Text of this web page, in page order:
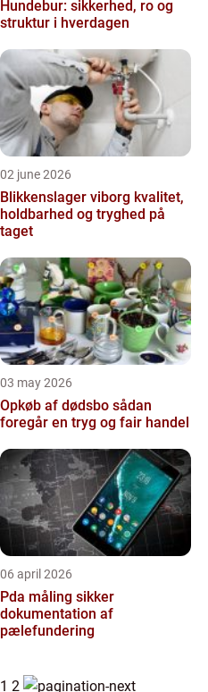
Hundebur: sikkerhed, ro og
struktur i hverdagen
02 june 2026
Blikkenslager viborg kvalitet,
holdbarhed og tryghed på
taget
03 may 2026
Opkøb af dødsbo sådan
foregår en tryg og fair handel
06 april 2026
Pda måling sikker
dokumentation af
pælefundering
1 2